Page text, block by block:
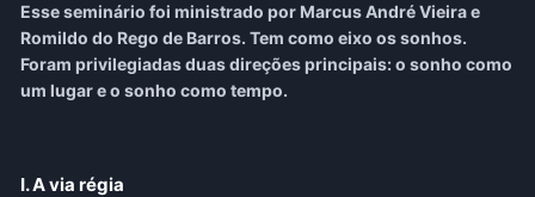
Esse seminário foi ministrado por Marcus André Vieira e
Romildo do Rego de Barros. Tem como eixo os sonhos.
Foram privilegiadas duas direções principais: o sonho como
um lugar e o sonho como tempo.
I. A via régia